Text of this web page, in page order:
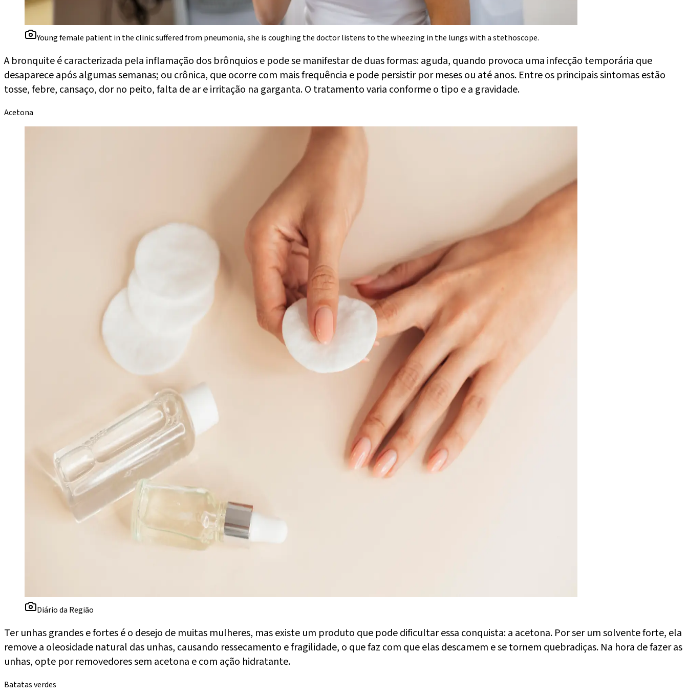
Young female patient in the clinic suffered from pneumonia, she is coughing the doctor listens to the wheezing in the lungs with a stethoscope.
A bronquite é caracterizada pela inflamação dos brônquios e pode se manifestar de duas formas: aguda, quando provoca uma infecção temporária que
desaparece após algumas semanas; ou crônica, que ocorre com mais frequência e pode persistir por meses ou até anos. Entre os principais sintomas estão
tosse, febre, cansaço, dor no peito, falta de ar e irritação na garganta. O tratamento varia conforme o tipo e a gravidade.
Acetona
Diário da Região
Ter unhas grandes e fortes é o desejo de muitas mulheres, mas existe um produto que pode dificultar essa conquista: a acetona. Por ser um solvente forte, ela
remove a oleosidade natural das unhas, causando ressecamento e fragilidade, o que faz com que elas descamem e se tornem quebradiças. Na hora de fazer as
unhas, opte por removedores sem acetona e com ação hidratante.
Batatas verdes